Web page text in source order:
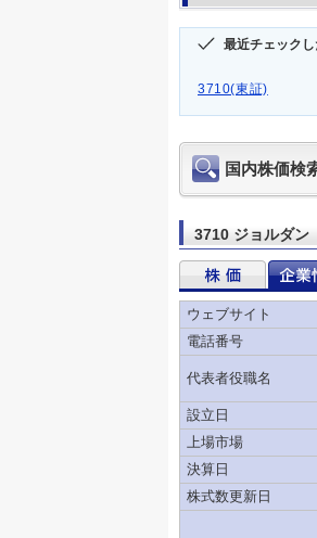
最近チェック
3710(東証)